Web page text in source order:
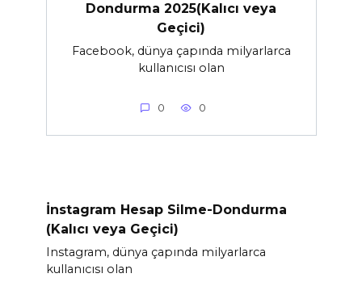
Dondurma 2025(Kalıcı veya
Geçici)
Facebook, dünya çapında milyarlarca
kullanıcısı olan
0 0
İnstagram Hesap Silme-Dondurma
(Kalıcı veya Geçici)
Instagram, dünya çapında milyarlarca
kullanıcısı olan